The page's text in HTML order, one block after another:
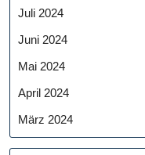
Juli 2024
Juni 2024
Mai 2024
April 2024
März 2024